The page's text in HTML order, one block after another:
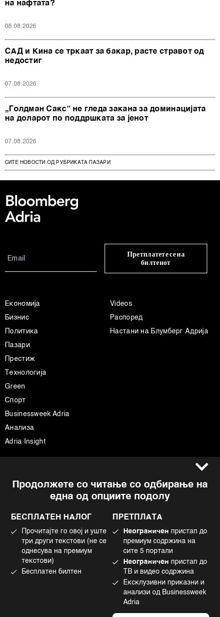
на нафтата?
08.08.2026
САД и Кина се тркаат за бакар, расте стравот од
недостиг
07.08.2026
„Голдман Сакс“ не гледа закана за доминацијата
на доларот по поддршката за јенот
07.08.2026
СИТЕ НОВОСТИ ОД РУБРИКАТА ПАЗАРИ
Продолжете со читање со одбирање на
една од опциите подолу
БЕСПЛАТЕН НАЛОГ
Прочитајте го овој и уште
три други текстови (не се
однесува на премиум
текстови)
Бесплатен билтен
ПРЕТПЛАТА
Неограничен пристап до
премиум содржина на
сите 5 портали
Неограничен пристап до
ТВ и видео содржина
Ексклузивни приказни и
анализи од Businessweek
Adria
Претплатете се на
билтенот
Економија
Бизнис
Политика
Пазари
Престиж
Технологија
Green
Спорт
Businessweek Adria
Анализа
Adria Insight
Videos
Распоред
Настани на Блумберг Адрија
Импресум
Политика на приватност
Употреба на вештачка интелигенција
Facebook
Instagram
Tiktok
©2022 - 2026 Bloomberg L.P. All Rights Reserved. BLOOMBERG and the
BLOOMBERG logo are registered trademarks and service marks of
Bloomberg Finance L.P. or its subsidiaries, displayed with permission
Bloomberg Adria is a Mtel Swiss SA Property
News CMS by Cubes